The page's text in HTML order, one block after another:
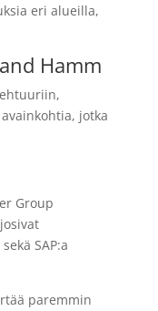
eri alueilla,
Hamm
jotka
Group
SAP:a
paremmin